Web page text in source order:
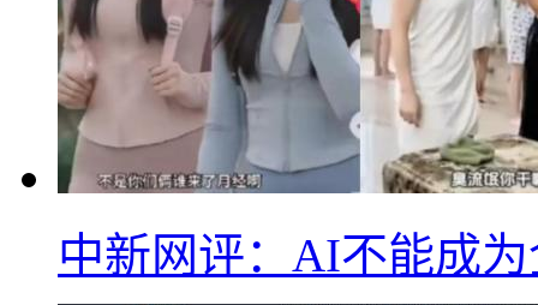
中新网评：AI不能成